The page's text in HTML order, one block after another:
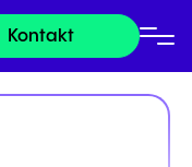
Kontakt